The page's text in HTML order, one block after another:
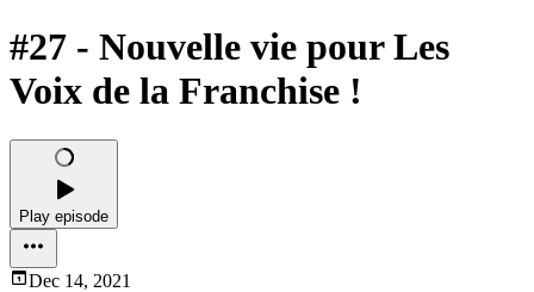
#27 - Nouvelle vie pour Les
Voix de la Franchise !
Play episode
Dec 14, 2021